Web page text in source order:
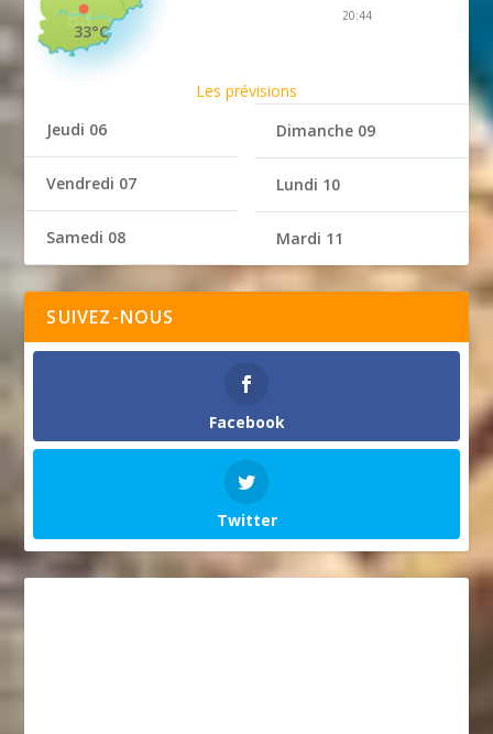
33°C
20:44
Les prévisions
Jeudi 06
Vendredi 07
Samedi 08
Dimanche 09
Lundi 10
Mardi 11
SUIVEZ-NOUS
Facebook
Twitter